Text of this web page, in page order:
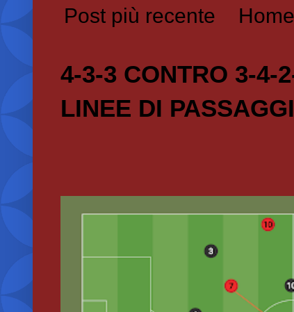
Post più recente
4-3-3 CONTRO 3-4-
LINEE DI